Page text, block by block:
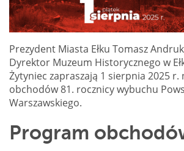
Prezydent Miasta Ełku Tomasz
Dyrektor Muzeum Historycznego w
Żytyniec zapraszają 1 sierpnia 2025 r.
obchodów 81. rocznicy wybuchu
Warszawskiego.
Program